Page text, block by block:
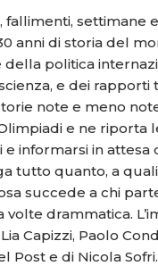
fallimenti, settimane
anni di storia del
politica
e dei rapporti
note e meno
e ne riporta
informarsi in
tutto quanto, a
succede a chi
volte drammatica.
Capizzi, Paolo
Post e di Nicola